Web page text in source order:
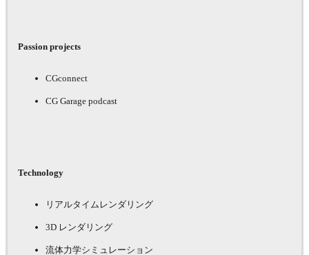
Passion projects
CGconnect
CG Garage podcast
Technology
リアルタイムレンダリング
3D レンダリング
流体力学シミュレーション